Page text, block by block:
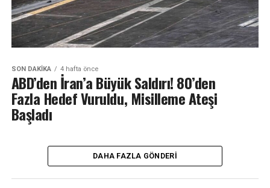
SON DAKIKA 4 hafta önce
ABD’den İran’a Büyük Saldırı! 80’den
Fazla Hedef Vuruldu, Misilleme Ateşi
Başladı
DAHA FAZLA GÖNDERI